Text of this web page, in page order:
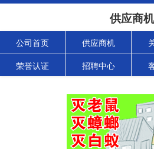
供应商机
公司首页 供应商机
荣誉认证 招聘中心